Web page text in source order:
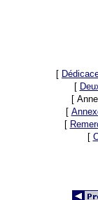
[
[
[
[
[
[